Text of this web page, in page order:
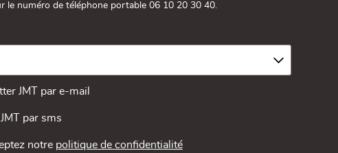
le numéro de téléphone portable 06 10 20 30 40.
JMT par e-mail
par sms
notre politique de confidentialité